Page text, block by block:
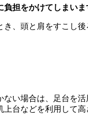
担をかけてしまいま
、頭と肩をすこし後
い場合は、足台を活
台などを利用して高